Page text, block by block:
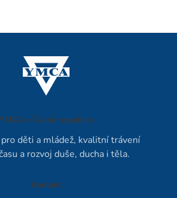
YMCA v České republice
pro děti a mládež, kvalitní trávení
a rozvoj duše, ducha i těla.
Kontakt